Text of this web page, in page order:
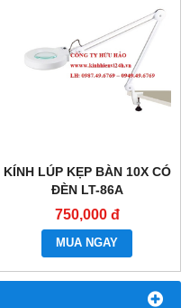
KÍNH LÚP KẸP BÀN 10X CÓ
ĐÈN LT-86A
750,000 đ
MUA NGAY